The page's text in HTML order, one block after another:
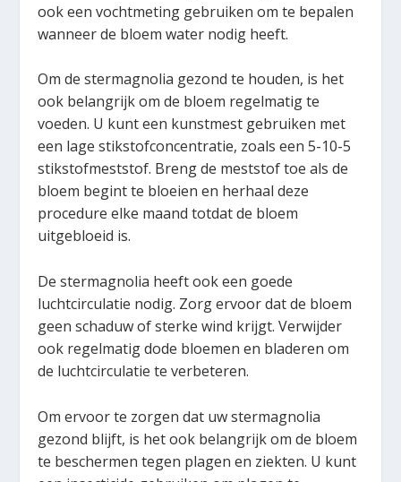
ook een vochtmeting gebruiken om te bepalen
wanneer de bloem water nodig heeft.
Om de stermagnolia gezond te houden, is het
ook belangrijk om de bloem regelmatig te
voeden. U kunt een kunstmest gebruiken met
een lage stikstofconcentratie, zoals een 5-10-5
stikstofmeststof. Breng de meststof toe als de
bloem begint te bloeien en herhaal deze
procedure elke maand totdat de bloem
uitgebloeid is.
De stermagnolia heeft ook een goede
luchtcirculatie nodig. Zorg ervoor dat de bloem
geen schaduw of sterke wind krijgt. Verwijder
ook regelmatig dode bloemen en bladeren om
de luchtcirculatie te verbeteren.
Om ervoor te zorgen dat uw stermagnolia
gezond blijft, is het ook belangrijk om de bloem
te beschermen tegen plagen en ziekten. U kunt